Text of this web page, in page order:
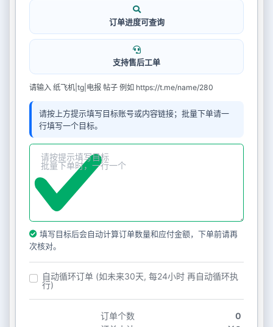
订单进度可查询
支持售后工单
请输入 纸飞机|tg|电报 帖子 例如 https://t.me/name/280
请按上方提示填写目标账号或内容链接；批量下单请一
行填写一个目标。
填写目标后会自动计算订单数量和应付金额，下单前请再
次核对。
自动循环订单 (如未来30天, 每24小时 再自动循环执
行)
订单个数
0